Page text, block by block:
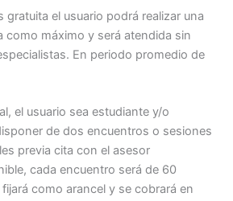
gratuita el usuario podrá realizar una
como máximo y será atendida sin
En periodo promedio de
el usuario sea estudiante y/o
de dos encuentros o sesiones
previa cita con el asesor
cada encuentro será de 60
como arancel y se cobrará en